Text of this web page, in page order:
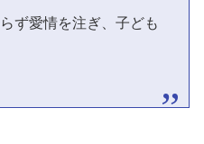
ず愛情を注ぎ、子ども